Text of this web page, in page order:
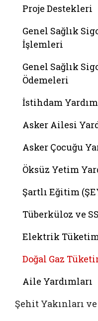
Proje Destekleri
Genel Sağlık
İşlemleri
Genel Sağlık
Ödemeleri
İstihdam
Asker Ailesi
Asker Çocuğu
Öksüz Yetim
Şartlı Eğitim
Tüberküloz ve
Elektrik
Doğal Gaz
Aile Yardımları
Şehit Yakınları